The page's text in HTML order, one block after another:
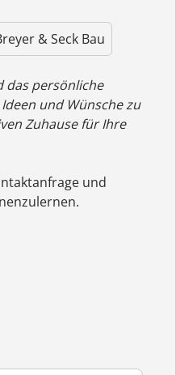
das persönliche
und Wünsche zu
Zuhause für Ihre
und